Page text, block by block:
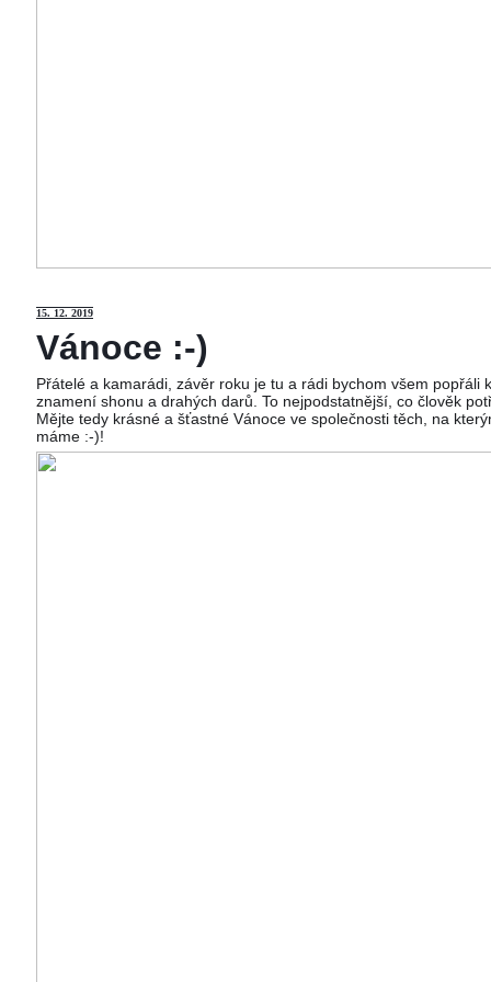
15. 12. 2019
Vánoce :-)
Přátelé a kamarádi, závěr roku je tu a rádi bychom všem
znamení shonu a drahých darů. To nejpodstatnější, co člověk
Mějte tedy krásné a šťastné Vánoce ve společnosti těch, na
máme :-)!